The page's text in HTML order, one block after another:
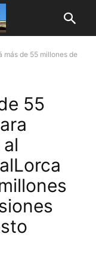
más de 55 millones de
55